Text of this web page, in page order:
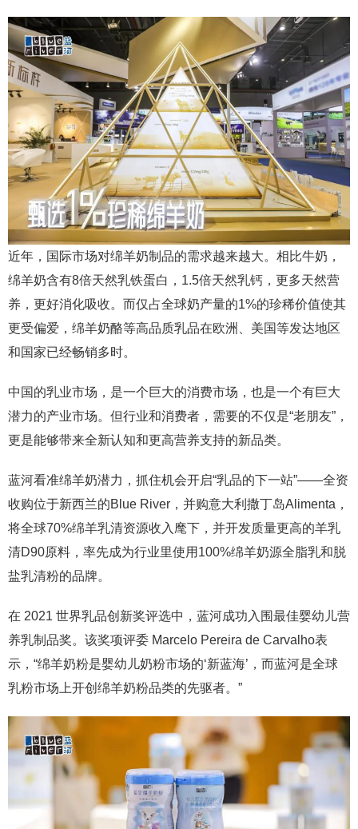
近年，国际市场对绵羊奶制品的需求越来越大。相比牛奶，
绵羊奶含有8倍天然乳铁蛋白，1.5倍天然乳钙，更多天然营
养，更好消化吸收。而仅占全球奶产量的1%的珍稀价值使其
更受偏爱，绵羊奶酪等高品质乳品在欧洲、美国等发达地区
和国家已经畅销多时。
中国的乳业市场，是一个巨大的消费市场，也是一个有巨大
潜力的产业市场。但行业和消费者，需要的不仅是“老朋友”，
更是能够带来全新认知和更高营养支持的新品类。
蓝河看准绵羊奶潜力，抓住机会开启“乳品的下一站”——全资
收购位于新西兰的Blue River，并购意大利撒丁岛Alimenta，
将全球70%绵羊乳清资源收入麾下，并开发质量更高的羊乳
清D90原料，率先成为行业里使用100%绵羊奶源全脂乳和脱
盐乳清粉的品牌。
在 2021 世界乳品创新奖评选中，蓝河成功入围最佳婴幼儿营
养乳制品奖。该奖项评委 Marcelo Pereira de Carvalho表
示，“绵羊奶粉是婴幼儿奶粉市场的‘新蓝海’，而蓝河是全球
乳粉市场上开创绵羊奶粉品类的先驱者。”